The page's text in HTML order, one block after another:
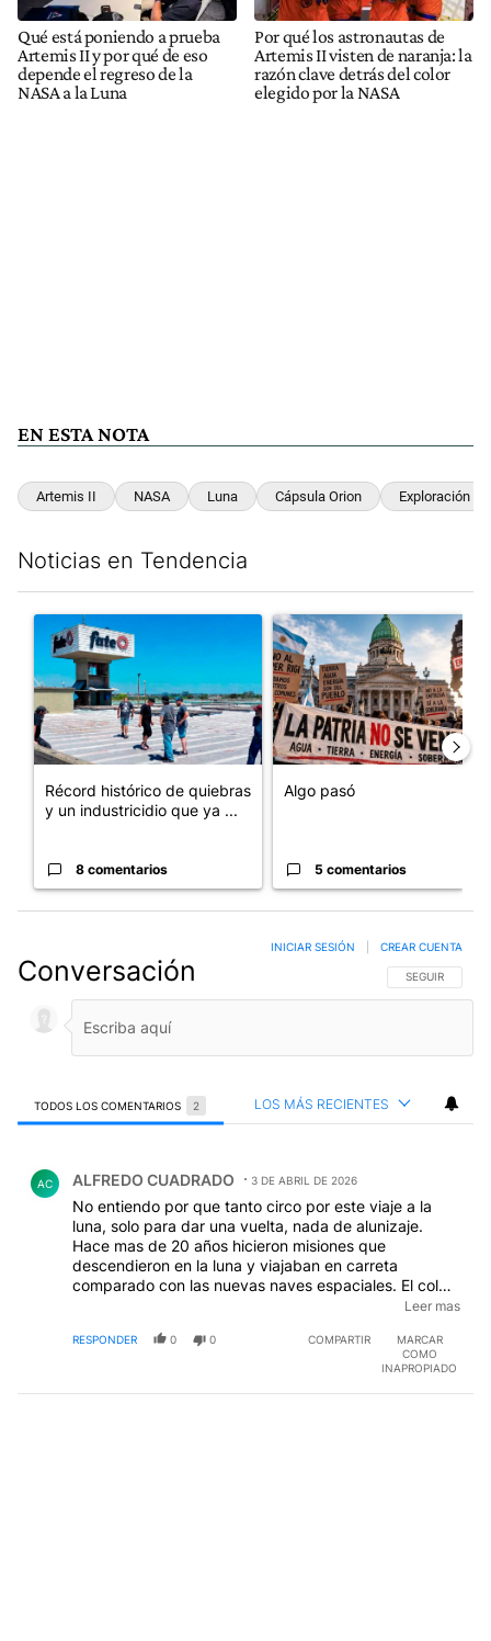
Qué está poniendo a prueba
Artemis II y por qué de eso
depende el regreso de la
NASA a la Luna
Por qué los astronautas de
Artemis II visten de naranja: la
razón clave detrás del color
elegido por la NASA
EN ESTA NOTA
Artemis II NASA Luna Cápsula Orion Exploración
Noticias en Tendencia
Un artículo de tendencia con el título "Récord histórico de
Récord histórico de quiebras
y un industricidio que ya ...
8 comentarios
Un artículo de tendencia con
Algo pasó
5 comentarios
Conversación SIGA ESTA
SEGUIR
INICIAR SESIÓN CREAR CUENTA
TODOS LOS COMENTARIOS 2 LOS MÁS RECIENTES
AC ALFREDO CUADRADO 3 DE ABRIL DE 2026
No entiendo por que tanto circo por este viaje a la
luna, solo para dar una vuelta, nada de alunizaje.
Hace mas de 20 años hicieron misiones que
descendieron en la luna y viajaban en carreta
comparado con las nuevas naves espaciales. El colmo
de este viaje, apenas partieron se les rompió el
sino se tenían que cagar encima o aguanterce hasta
volver. Para mi todo este circo es para distraerlos a
Leer mas
RESPONDER 0 0 COMPARTIR
MARCAR
COMO
INAPROPIADO